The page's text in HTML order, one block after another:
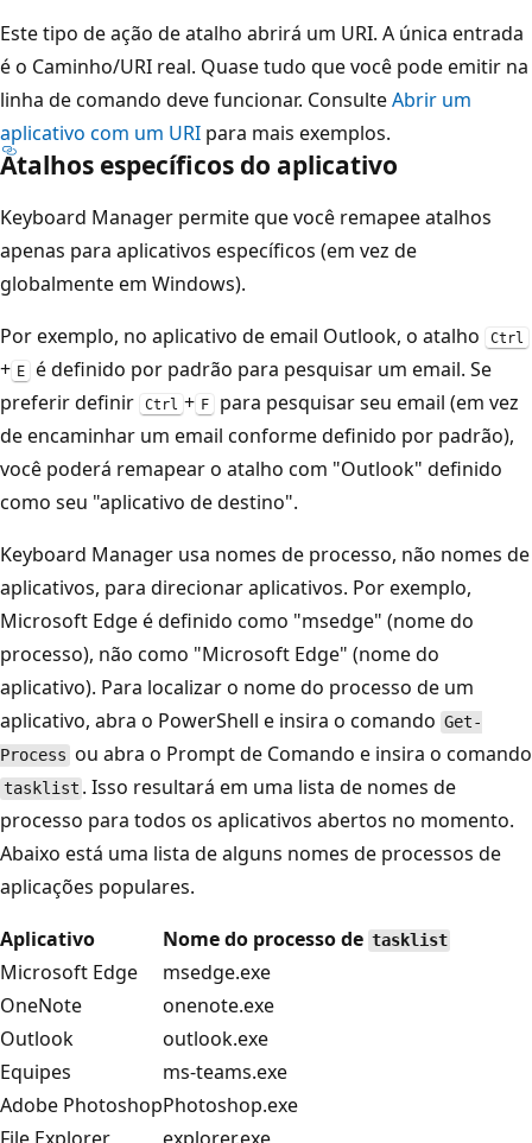
Este tipo de ação de atalho abrirá um URI. A única entrada
é o Caminho/URI real. Quase tudo que você pode emitir na
linha de comando deve funcionar. ConsulteAbrir um
aplicativo com um URI para mais exemplos.
Atalhos específicos do aplicativo
Keyboard Manager permite que você remapee atalhos
apenas para aplicativos específicos (em vez de
globalmente em Windows).
Por exemplo, no aplicativo de email Outlook, o atalho
Ctrl
+ E
é definido por padrão para pesquisar um email. Se
preferir definir
Ctrl + F
para pesquisar seu email (em vez
de encaminhar um email conforme definido por padrão),
você poderá remapear o atalho com "Outlook" definido
como seu "aplicativo de destino".
Keyboard Manager usa nomes de processo, não nomes de
aplicativos, para direcionar aplicativos. Por exemplo,
Microsoft Edge é definido como "msedge" (nome do
processo), não como "Microsoft Edge" (nome do
aplicativo). Para localizar o nome do processo de um
aplicativo, abra o PowerShell e insira o comando Get-
Process ou abra o Prompt de Comando e insira o comando
tasklist . Isso resultará em uma lista de nomes de
processo para todos os aplicativos abertos no momento.
Abaixo está uma lista de alguns nomes de processos de
aplicações populares.
Aplicativo
Nome do processo de tasklist
Microsoft Edge
msedge.exe
OneNote
onenote.exe
Outlook
outlook.exe
Equipes
ms-teams.exe
Adobe PhotoshopPhotoshop.exe